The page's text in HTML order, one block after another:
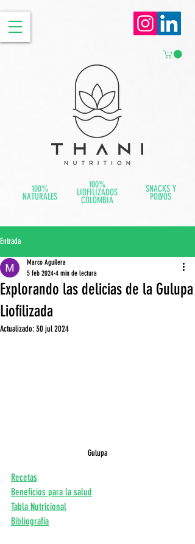
100%
LIOFILIZADOS
COLOMBIA
100%
NATURALES
SNACKS Y
POLVOS
Entrada
Explorando las delicias de la Gulupa
Liofilizada
Marco Aguilera
5 feb 2024 4 min de lectura
Actualizado:30 jul 2024
Gulupa
Recetas
Beneficios para la salud
Tabla Nutricional
Bibliografía